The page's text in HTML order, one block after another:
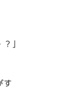
」
す